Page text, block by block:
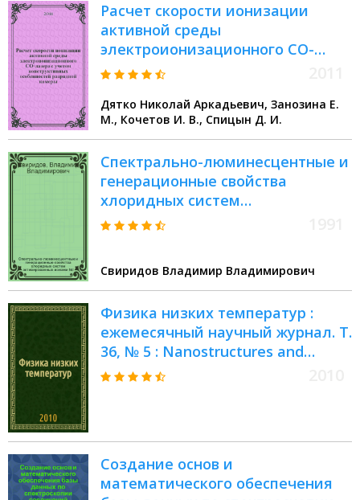
Расчет скорости ионизации
активной среды
электроионизационного СО-
лазера с учетом конструктивных
Дятко Николай Аркадьевич, Занозина Е.
М., Кочетов И. В., Спицын Д. И.
Спектрально-люминесцентные и
генерационные свойства
хлоридных систем
активированных ионами Nd ,Ho
Свиридов Владимир Владимирович
Физика низких температур :
ежемесячный научный журнал. Т.
36, № 5 : Nanostructures and
impurity centers in cryogenic
Создание основ и
математического обеспечения